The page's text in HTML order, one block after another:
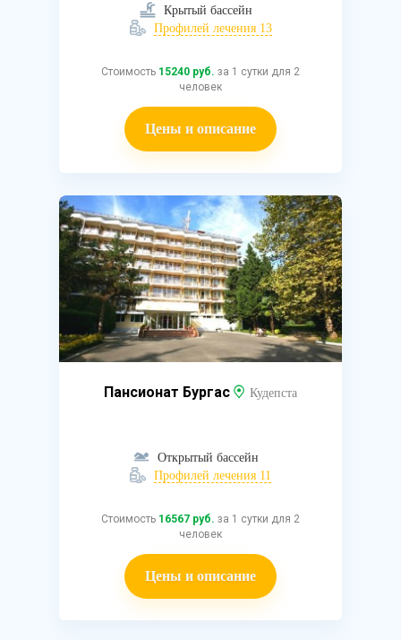
Крытый бассейн
Профилей лечения 13
Стоимость 15240 руб. за 1 сутки для 2
человек
Цены и описание
Пансионат Бургас Кудепста
Открытый бассейн
Профилей лечения 11
Стоимость 16567 руб. за 1 сутки для 2
человек
Цены и описание